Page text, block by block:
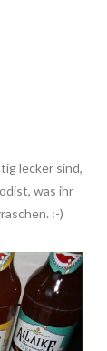
lecker sind,
was ihr
:-)